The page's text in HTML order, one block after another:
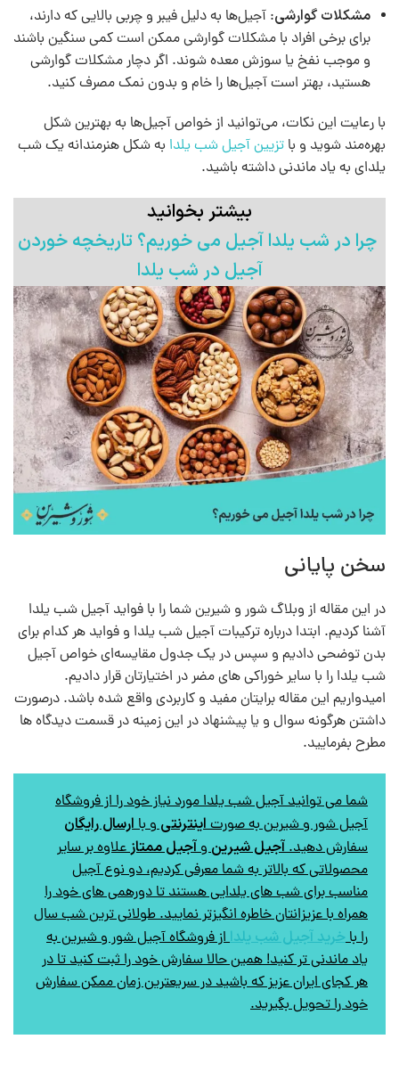
مشکلات گوارشی: آجیل‌ها به دلیل فیبر و چربی بالایی که دارند،
برای برخی افراد با مشکلات گوارشی ممکن است کمی سنگین باشند
و موجب نفخ یا سوزش معده شوند. اگر دچار مشکلات گوارشی
هستید، بهتر است آجیل‌ها را خام و بدون نمک مصرف کنید.
با رعایت این نکات، می‌توانید از خواص آجیل‌ها به بهترین شکل
بهره‌مند شوید و با تزیین آجیل شب یلدا به شکل هنرمندانه یک شب
یلدای به یاد ماندنی داشته باشید.
بیشتر بخوانید
چرا در شب یلدا آجیل می خوریم؟ تاریخچه خوردن
آجیل در شب یلدا
سخن پایانی
در این مقاله از وبلاگ شور و شیرین شما را با فواید آجیل شب یلدا
آشنا کردیم. ابتدا درباره ترکیبات آجیل شب یلدا و فواید هر کدام برای
بدن توضحی دادیم و سپس در یک جدول مقایسه‌ای خواص آجیل
شب یلدا را با سایر خوراکی های مضر در اختیارتان قرار دادیم.
امیدواریم این مقاله برایتان مفید و کاربردی واقع شده باشد. درصورت
داشتن هرگونه سوال و یا پیشنهاد در این زمینه در قسمت دیدگاه ها
مطرح بفرمایید.
شما می توانید آجیل شب یلدا مورد نیاز خود را از فروشگاه
آجیل شور و شیرین به صورتاینترنتیو باارسال رایگان
سفارش دهید.آجیل شیرینوآجیل ممتازعلاوه بر سایر
محصولاتی که بالاتر به شما معرفی کردیم، دو نوع آجیل
مناسب برای شب های یلدایی هستند تا دورهمی های خود را
همراه با عزیزانتان خاطره انگیزتر نمایید. طولانی ترین شب سال
را باخرید آجیل شب یلدااز فروشگاه آجیل شور و شیرین به
یاد ماندنی تر کنید! همین حالا سفارش خود را ثبت کنید تا در
هر کجای ایران عزیز که باشید در سریعترین زمان ممکن سفارش
خود را تحویل بگیرید.